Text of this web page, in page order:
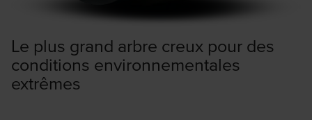
Le plus grand arbre creux pour des
conditions environnementales
extrêmes